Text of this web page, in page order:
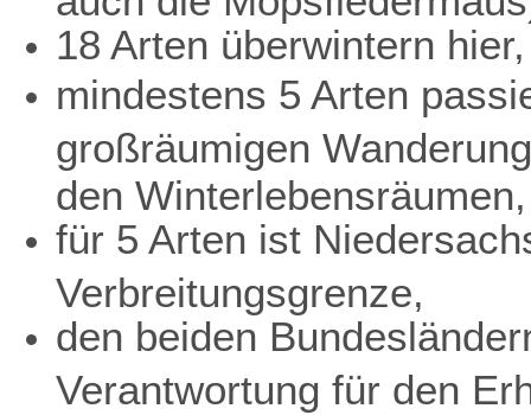
18 Arten überwintern hier,
mindestens 5 Arten
großräumigen
den Winterlebensräumen,
für 5 Arten ist
Verbreitungsgrenze,
den beiden
Verantwortung für den